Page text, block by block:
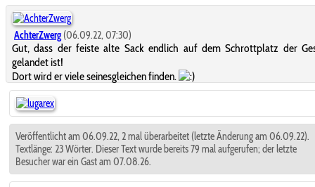
AchterZwerg (06.09.22, 07:30)
Gut, dass der feiste alte Sack endlich auf dem Schrottplatz der
gelandet ist!
Dort wird er viele seinesgleichen finden.
Veröffentlicht am 06.09.22, 2 mal überarbeitet (letzte Änderung am 06.09.22).
Textlänge: 23 Wörter. Dieser Text wurde bereits 79 mal aufgerufen; der letzte
Besucher war ein Gast am 07.08.26.